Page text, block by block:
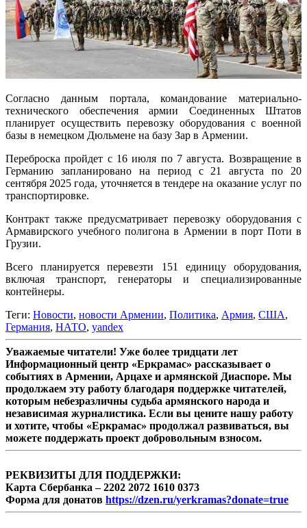
Согласно данным портала, командование материально-
технического обеспечения армии Соединенных Штатов
планирует осуществить перевозку оборудования с военной
базы в немецком Дюльмене на базу Зар в Армении.
Переброска пройдет с 16 июля по 7 августа. Возвращение в
Германию запланировано на период с 21 августа по 20
сентября 2025 года, уточняется в тендере на оказание услуг по
транспортировке.
Контракт также предусматривает перевозку оборудования с
Армавирского учебного полигона в Армении в порт Поти в
Грузии.
Всего планируется перевезти 151 единицу оборудования,
включая транспорт, генераторы и специализированные
контейнеры.
Теги: Новости, новости Армении, Политика, Армия, США,
Германия, НАТО, yandex
Уважаемые читатели! Уже более тридцати лет
Информационный центр «Еркрамас» рассказывает о
событиях в Армении, Арцахе и армянской Диаспоре. Мы
продолжаем эту работу благодаря поддержке читателей,
которым небезразличны судьба армянского народа и
независимая журналистика. Если вы цените нашу работу
и хотите, чтобы «Еркрамас» продолжал развиваться, вы
можете поддержать проект добровольным взносом.
РЕКВИЗИТЫ ДЛЯ ПОДДЕРЖКИ:
Карта Сбербанка – 2202 2072 1610 0373
Форма для донатов https://dzen.ru/yerkramas?donate=true